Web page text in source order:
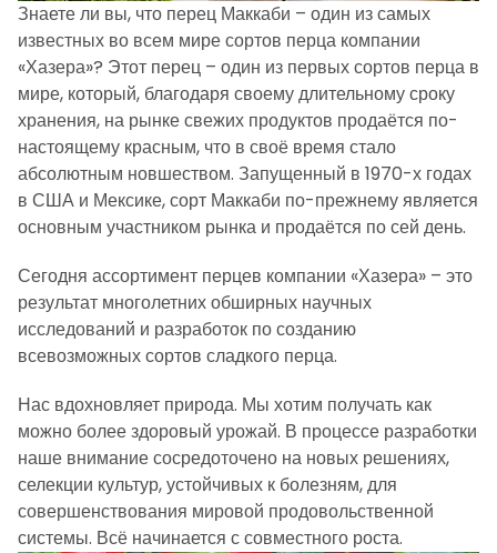
Знаете ли вы, что перец Маккаби – один из самых
известных во всем мире сортов перца компании
«Хазера»? Этот перец – один из первых сортов перца в
мире, который, благодаря своему длительному сроку
хранения, на рынке свежих продуктов продаётся по-
настоящему красным, что в своё время стало
абсолютным новшеством. Запущенный в 1970-х годах
в США и Мексике, сорт Маккаби по-прежнему является
основным участником рынка и продаётся по сей день.
Сегодня ассортимент перцев компании «Хазера» – это
результат многолетних обширных научных
исследований и разработок по созданию
всевозможных сортов сладкого перца.
Нас вдохновляет природа. Мы хотим получать как
можно более здоровый урожай. В процессе разработки
наше внимание сосредоточено на новых решениях,
селекции культур, устойчивых к болезням, для
совершенствования мировой продовольственной
системы. Всё начинается с совместного роста.